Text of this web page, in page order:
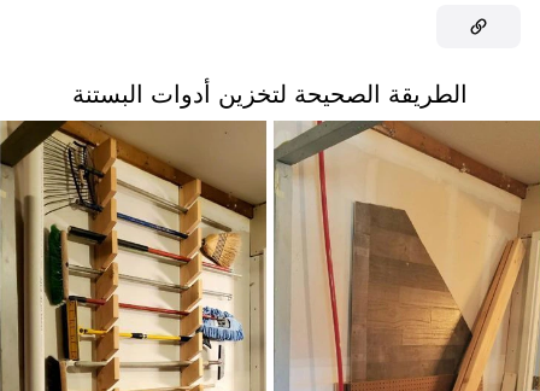
الطريقة الصحيحة لتخزين أدوات البستنة